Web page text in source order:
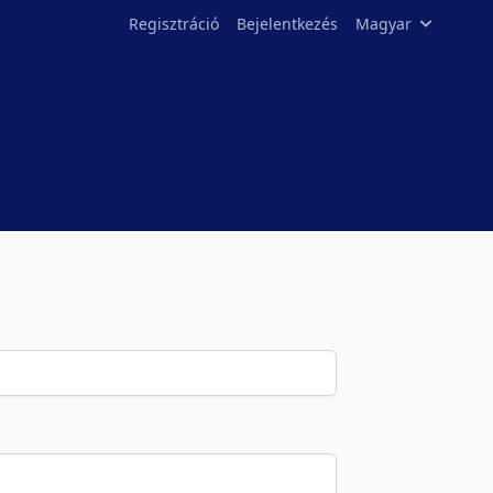
Regisztráció Bejelentkezés Magyar